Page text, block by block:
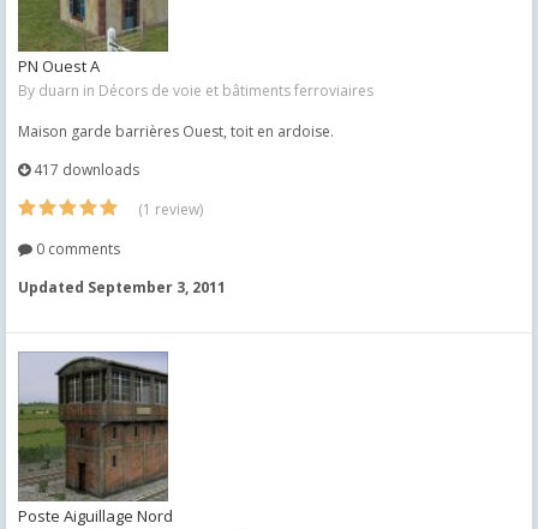
PN Ouest A
By duarn in Décors de voie et bâtiments ferroviaires
Maison garde barrières Ouest, toit en ardoise.
417 downloads
(1 review)
0 comments
Updated September 3, 2011
Poste Aiguillage Nord